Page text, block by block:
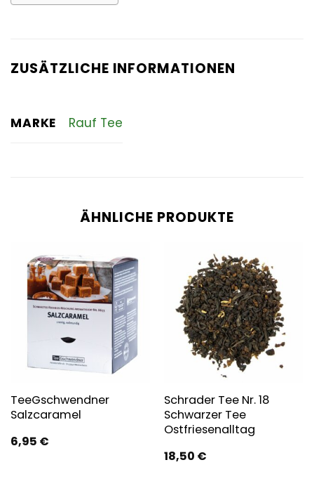
ZUSÄTZLICHE INFORMATIONEN
MARKE Rauf Tee
ÄHNLICHE PRODUKTE
TeeGschwendner
Salzcaramel
6,95 €
Schrader Tee Nr. 18
Schwarzer Tee
Ostfriesenalltag
18,50 €